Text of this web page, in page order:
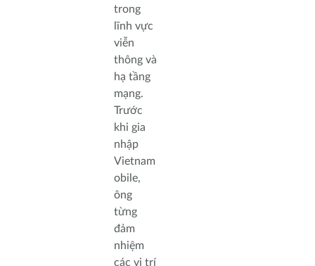
trong
lĩnh vực
viễn
thông và
hạ tầng
mạng.
Trước
khi gia
nhập
Vietnam
obile,
ông
từng
đảm
nhiệm
các vị trí